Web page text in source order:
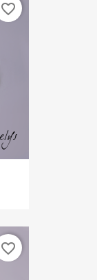
favorite_border
favorite_border